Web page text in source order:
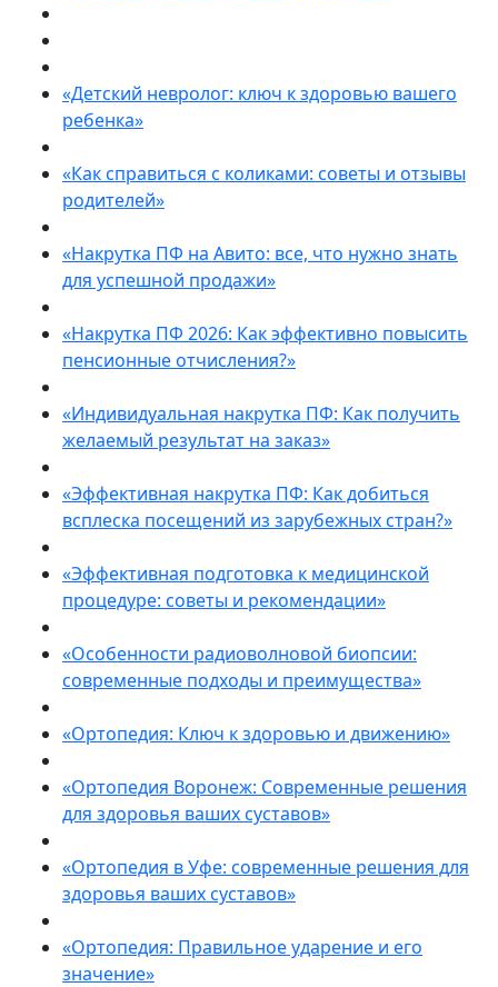
«Детский невролог: ключ к здоровью вашего
ребенка»
«Как справиться с коликами: советы и отзывы
родителей»
«Накрутка ПФ на Авито: все, что нужно знать
для успешной продажи»
«Накрутка ПФ 2026: Как эффективно повысить
пенсионные отчисления?»
«Индивидуальная накрутка ПФ: Как получить
желаемый результат на заказ»
«Эффективная накрутка ПФ: Как добиться
всплеска посещений из зарубежных стран?»
«Эффективная подготовка к медицинской
процедуре: советы и рекомендации»
«Особенности радиоволновой биопсии:
современные подходы и преимущества»
«Ортопедия: Ключ к здоровью и движению»
«Ортопедия Воронеж: Современные решения
для здоровья ваших суставов»
«Ортопедия в Уфе: современные решения для
здоровья ваших суставов»
«Ортопедия: Правильное ударение и его
значение»